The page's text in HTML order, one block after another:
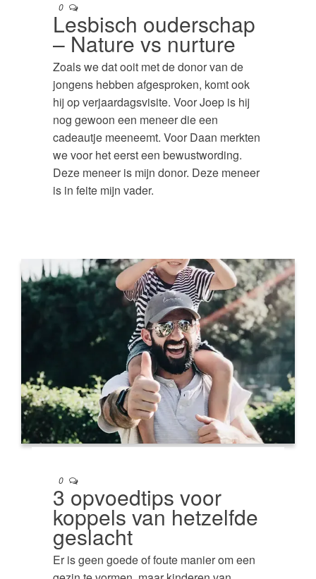
0
Lesbisch ouderschap
– Nature vs nurture
Zoals we dat ooit met de donor van de
jongens hebben afgesproken, komt ook
hij op verjaardagsvisite. Voor Joep is hij
nog gewoon een meneer die een
cadeautje meeneemt. Voor Daan merkten
we voor het eerst een bewustwording.
Deze meneer is mijn donor. Deze meneer
is in feite mijn vader.
0
3 opvoedtips voor
koppels van hetzelfde
geslacht
Er is geen goede of foute manier om een ​​